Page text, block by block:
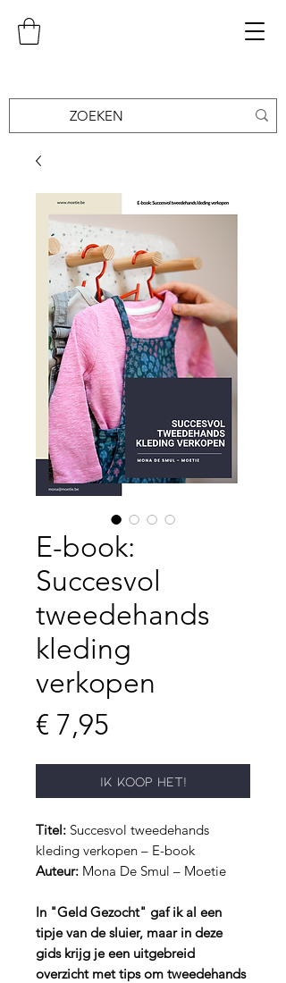
E-book:
Succesvol
tweedehands
kleding
verkopen
€ 7,95
Ik koop het!
Titel: Succesvol tweedehands
kleding verkopen – E-book
Auteur: Mona De Smul – Moetie
In "Geld Gezocht" gaf ik al een
tipje van de sluier, maar in deze
gids krijg je een uitgebreid
overzicht met tips om tweedehands